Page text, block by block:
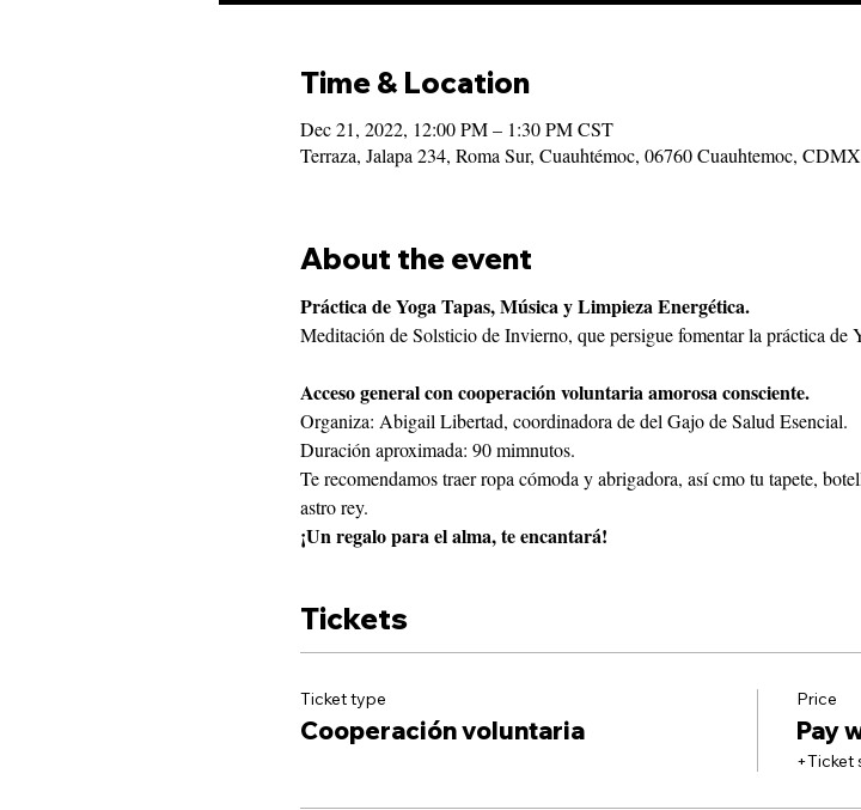
Time & Location
Dec 21, 2022, 12:00 PM – 1:30 PM CST
Terraza, Jalapa 234, Roma Sur, Cuauhtémoc, 06760 Cuauhtemoc,
About the event
Práctica de Yoga Tapas, Música y Limpieza Energética.
Meditación de Solsticio de Invierno, que persigue fomentar la práctica
Acceso general con cooperación voluntaria amorosa consciente.
Organiza: Abigail Libertad, coordinadora de del Gajo de Salud Esencial.
Duración aproximada: 90 mimnutos.
Te recomendamos traer ropa cómoda y abrigadora, así cmo tu tapete,
astro rey.
¡Un regalo para el alma, te encantará!
Tickets
Ticket type
Cooperación voluntaria
Price
Pay
+Ticket